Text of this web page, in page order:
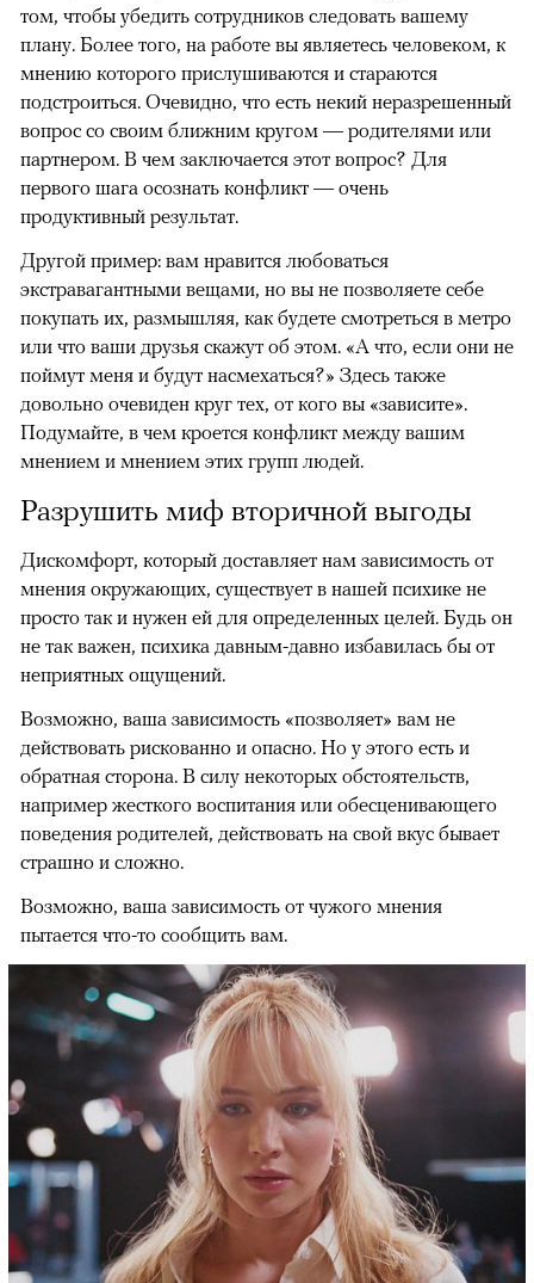
том, чтобы убедить сотрудников следовать вашему
плану. Более того, на работе вы являетесь человеком, к
мнению которого прислушиваются и стараются
подстроиться. Очевидно, что есть некий неразрешенный
вопрос со своим ближним кругом — родителями или
партнером. В чем заключается этот вопрос? Для
первого шага осознать конфликт — очень
продуктивный результат.
Другой пример: вам нравится любоваться
экстравагантными вещами, но вы не позволяете себе
покупать их, размышляя, как будете смотреться в метро
или что ваши друзья скажут об этом. «А что, если они не
поймут меня и будут насмехаться?» Здесь также
довольно очевиден круг тех, от кого вы «зависите».
Подумайте, в чем кроется конфликт между вашим
мнением и мнением этих групп людей.
Разрушить миф вторичной выгоды
Дискомфорт, который доставляет нам зависимость от
мнения окружающих, существует в нашей психике не
просто так и нужен ей для определенных целей. Будь он
не так важен, психика давным-давно избавилась бы от
неприятных ощущений.
Возможно, ваша зависимость «позволяет» вам не
действовать рискованно и опасно. Но у этого есть и
обратная сторона. В силу некоторых обстоятельств,
например жесткого воспитания или обесценивающего
поведения родителей, действовать на свой вкус бывает
страшно и сложно.
Возможно, ваша зависимость от чужого мнения
пытается что-то сообщить вам.